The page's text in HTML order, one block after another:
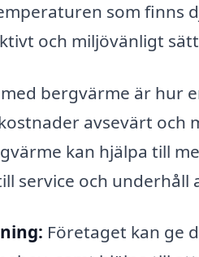
som finns
och miljövänligt
bergvärme är hur
avsevärt och
kan hjälpa till
service och underhåll
Företaget kan ge